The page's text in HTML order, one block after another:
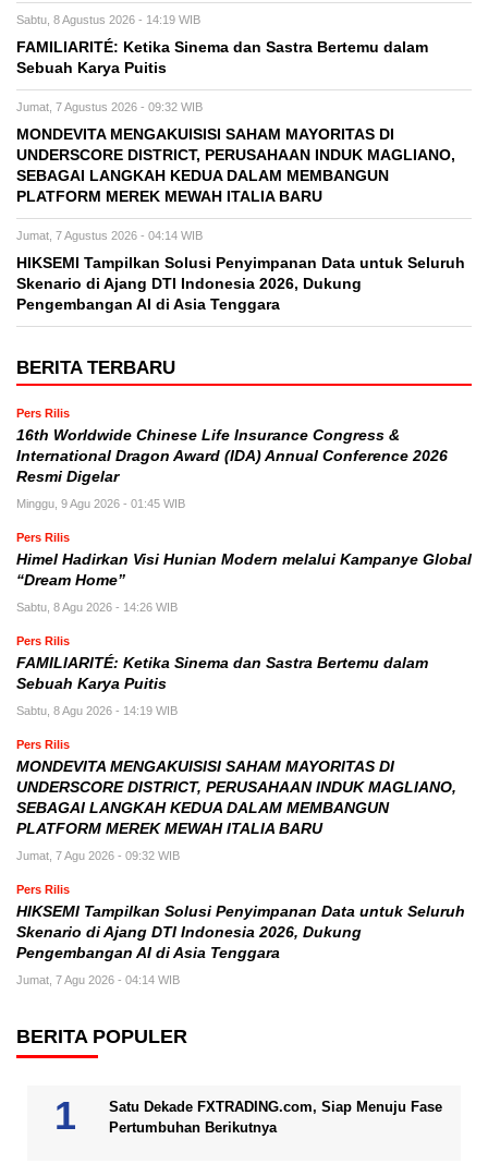
Sabtu, 8 Agustus 2026 - 14:19 WIB
FAMILIARITÉ: Ketika Sinema dan Sastra Bertemu dalam
Sebuah Karya Puitis
Jumat, 7 Agustus 2026 - 09:32 WIB
MONDEVITA MENGAKUISISI SAHAM MAYORITAS DI
UNDERSCORE DISTRICT, PERUSAHAAN INDUK MAGLIANO,
SEBAGAI LANGKAH KEDUA DALAM MEMBANGUN
PLATFORM MEREK MEWAH ITALIA BARU
Jumat, 7 Agustus 2026 - 04:14 WIB
HIKSEMI Tampilkan Solusi Penyimpanan Data untuk Seluruh
Skenario di Ajang DTI Indonesia 2026, Dukung
Pengembangan AI di Asia Tenggara
BERITA TERBARU
Pers Rilis
16th Worldwide Chinese Life Insurance Congress &
International Dragon Award (IDA) Annual Conference 2026
Resmi Digelar
Minggu, 9 Agu 2026 - 01:45 WIB
Pers Rilis
Himel Hadirkan Visi Hunian Modern melalui Kampanye Global
“Dream Home”
Sabtu, 8 Agu 2026 - 14:26 WIB
Pers Rilis
FAMILIARITÉ: Ketika Sinema dan Sastra Bertemu dalam
Sebuah Karya Puitis
Sabtu, 8 Agu 2026 - 14:19 WIB
Pers Rilis
MONDEVITA MENGAKUISISI SAHAM MAYORITAS DI
UNDERSCORE DISTRICT, PERUSAHAAN INDUK MAGLIANO,
SEBAGAI LANGKAH KEDUA DALAM MEMBANGUN
PLATFORM MEREK MEWAH ITALIA BARU
Jumat, 7 Agu 2026 - 09:32 WIB
Pers Rilis
HIKSEMI Tampilkan Solusi Penyimpanan Data untuk Seluruh
Skenario di Ajang DTI Indonesia 2026, Dukung
Pengembangan AI di Asia Tenggara
Jumat, 7 Agu 2026 - 04:14 WIB
BERITA POPULER
Satu Dekade FXTRADING.com, Siap Menuju Fase
Pertumbuhan Berikutnya